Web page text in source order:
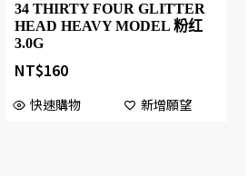
34 THIRTY FOUR GLITTER
HEAD HEAVY MODEL 粉红
3.0G
NT$160
快速購物 新增願望